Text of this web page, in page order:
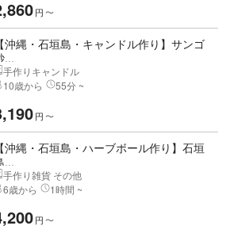
円 〜
【沖縄・石垣島・キャンドル作り】サンゴ
...
手作りキャンドル
10歳から
55分 ~
円 〜
【沖縄・石垣島・ハーブボール作り】石垣
...
手作り雑貨 その他
6歳から
1時間 ~
円 〜